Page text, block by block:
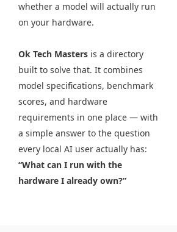
whether a model will actually run
on your hardware.
Ok Tech Masters is a directory
built to solve that. It combines
model specifications, benchmark
scores, and hardware
requirements in one place — with
a simple answer to the question
every local AI user actually has:
“What can I run with the
hardware I already own?”